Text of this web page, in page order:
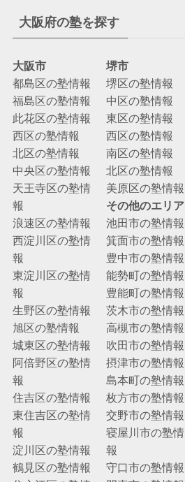
大阪府の塾を探す
大阪市
都島区の塾情報
福島区の塾情報
此花区の塾情報
西区の塾情報
北区の塾情報
中央区の塾情報
天王寺区の塾情
報
浪速区の塾情報
西淀川区の塾情
報
東淀川区の塾情
報
生野区の塾情報
旭区の塾情報
城東区の塾情報
阿倍野区の塾情
報
住吉区の塾情報
東住吉区の塾情
報
淀川区の塾情報
鶴見区の塾情報
堺市
堺区の塾情報
中区の塾情報
東区の塾情報
西区の塾情報
南区の塾情報
北区の塾情報
美原区の塾情報
その他のエリア
池田市の塾情報
箕面市の塾情報
豊中市の塾情報
能勢町の塾情報
豊能町の塾情報
茨木市の塾情報
高槻市の塾情報
吹田市の塾情報
摂津市の塾情報
島本町の塾情報
枚方市の塾情報
交野市の塾情報
寝屋川市の塾情
報
守口市の塾情報